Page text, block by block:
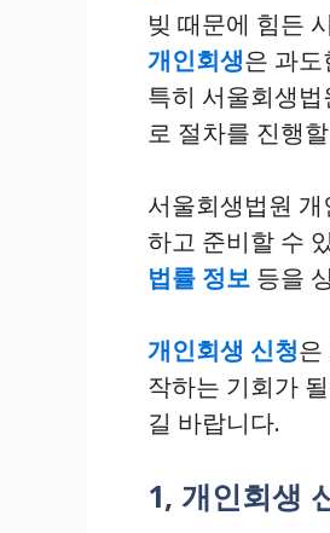
빚 때문에 힘든
개인회생은 과
특히 서울회생
로 절차를 진행
서울회생법원
하고 준비할 수
법률 정보 등을
개인회생 신청은
작하는 기회가
길 바랍니다.
1, 개인회생